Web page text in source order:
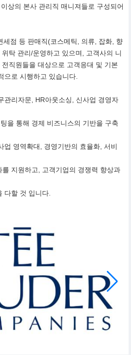
상의 본사 관리직 매니져들로 구성되어
세점 등 판매직(코스메틱, 의류, 잡화, 향
탁 관리/운영하고 있으며, 고객사의 니
직원들을 대상으로 고객응대 및 기본
으로 시행하고 있습니다.
관리자문, HR아웃소싱, 신사업 경영자
을 통해 경제 비즈니스의 기반을 구축
업 영역확대, 경영기반의 효율화, 서비
를 지원하고, 고객기업의 경쟁력 향상과
다할 것 입니다.